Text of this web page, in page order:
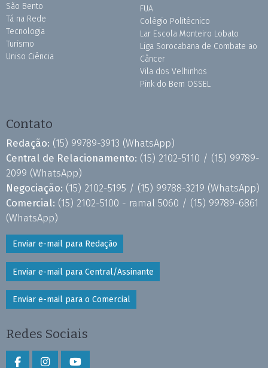
São Bento
Tá na Rede
Tecnologia
Turismo
Uniso Ciência
FUA
Colégio Politécnico
Lar Escola Monteiro Lobato
Liga Sorocabana de Combate ao
Câncer
Vila dos Velhinhos
Pink do Bem OSSEL
Contato
Redação: (15) 99789-3913 (WhatsApp)
Central de Relacionamento: (15) 2102-5110 / (15) 99789-
2099 (WhatsApp)
Negociação: (15) 2102-5195 / (15) 99788-3219 (WhatsApp)
Comercial: (15) 2102-5100 - ramal 5060 / (15) 99789-6861
(WhatsApp)
Enviar e-mail para Redação
Enviar e-mail para Central/Assinante
Enviar e-mail para o Comercial
Redes Sociais